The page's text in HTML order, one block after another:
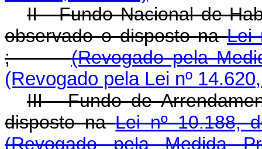
II - Fundo Nacional de
observado o disposto naLei
;(Revogado pela
(Revogado pela Lei nº
III - Fundo de
disposto naLei nº 10.188,
(Revogado pela Medida